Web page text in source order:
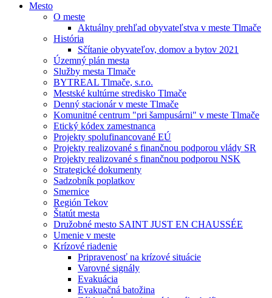
Mesto
O meste
Aktuálny prehľad obyvateľstva v meste Tlmače
História
Sčítanie obyvateľov, domov a bytov 2021
Územný plán mesta
Služby mesta Tlmače
BYTREAL Tlmače, s.r.o.
Mestské kultúrne stredisko Tlmače
Denný stacionár v meste Tlmače
Komunitné centrum "pri šampusárni" v meste Tlmače
Etický kódex zamestnanca
Projekty spolufinancované EÚ
Projekty realizované s finančnou podporou vlády SR
Projekty realizované s finančnou podporou NSK
Strategické dokumenty
Sadzobník poplatkov
Smernice
Región Tekov
Štatút mesta
Družobné mesto SAINT JUST EN CHAUSSÉE
Umenie v meste
Krízové riadenie
Pripravenosť na krízové situácie
Varovné signály
Evakuácia
Evakuačná batožina